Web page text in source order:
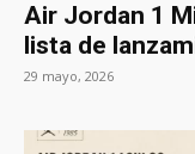
Air Jordan 1
lista de
29 mayo, 2026